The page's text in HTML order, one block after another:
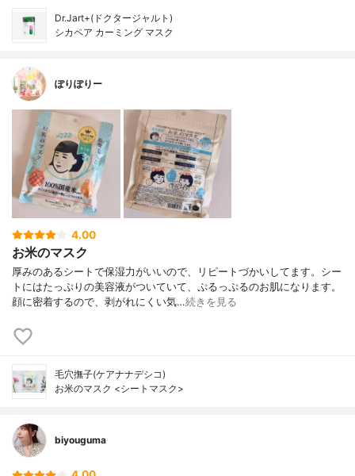
Dr.Jart+(ドクタージャルト)
シカペア カーミング マスク
ぽりぽりー
4.00
お米のマスク
厚みのあるシートで保湿力がいいので、リピートづかいしてます。シー
トにはたっぷりの美容液がついていて、ぷるっぷるのお肌になります。
顔に密着するので、剥がれにくい気…続きを見る
毛穴撫子(ケアナナデシコ)
お米のマスク <シートマスク>
biyouguma